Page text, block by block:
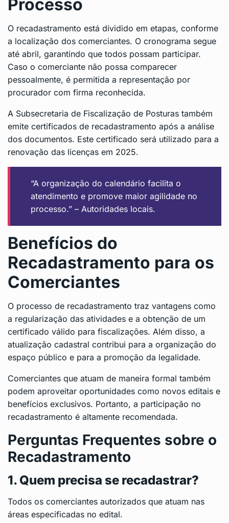
Processo
O recadastramento está dividido em etapas, conforme
a localização dos comerciantes. O cronograma segue
até abril, garantindo que todos possam participar.
Caso o comerciante não possa comparecer
pessoalmente, é permitida a representação por
procurador com firma reconhecida.
A Subsecretaria de Fiscalização de Posturas também
emite certificados de recadastramento após a análise
dos documentos. Este certificado será utilizado para a
renovação das licenças em 2025.
“A organização do calendário facilita o
atendimento e promove maior agilidade no
processo.” – Autoridades locais.
Benefícios do
Recadastramento para os
Comerciantes
O processo de recadastramento traz vantagens como
a regularização das atividades e a obtenção de um
certificado válido para fiscalizações. Além disso, a
atualização cadastral contribui para a organização do
espaço público e para a promoção da legalidade.
Comerciantes que atuam de maneira formal também
podem aproveitar oportunidades como novos editais e
benefícios exclusivos. Portanto, a participação no
recadastramento é altamente recomendada.
Perguntas Frequentes sobre o
Recadastramento
1. Quem precisa se recadastrar?
Todos os comerciantes autorizados que atuam nas
áreas especificadas no edital.